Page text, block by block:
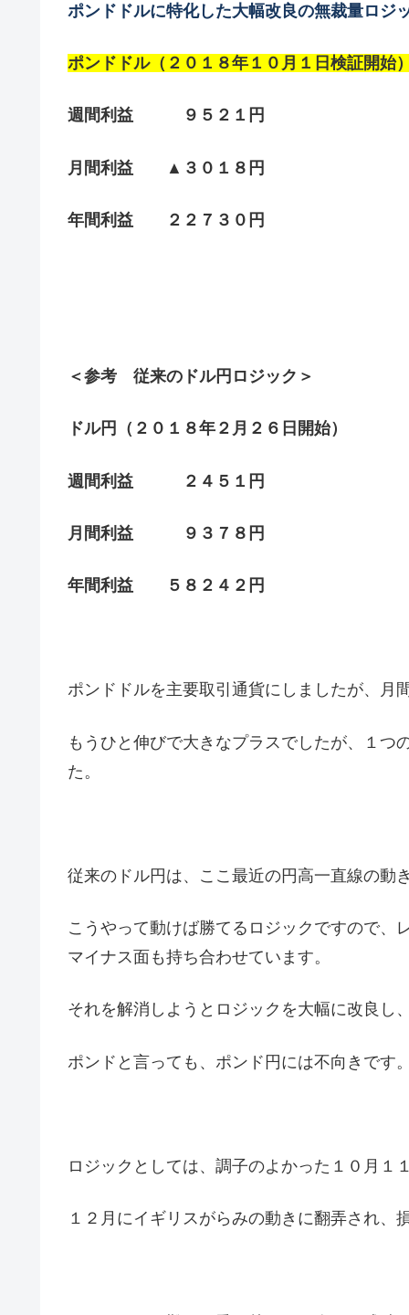
ポンドドルに特化した大幅改良の無裁量ロジ
ポンドドル（２０１８年１０月１日検証開始
週間利益 ９５２１円
月間利益 ▲３０１８円
年間利益 ２２７３０円
＜参考 従来のドル円ロジック＞
ドル円（２０１８年２月２６日開始）
週間利益 ２４５１円
月間利益 ９３７８円
年間利益 ５８２４２円
ポンドドルを主要取引通貨にしましたが、月
もうひと伸びで大きなプラスでしたが、１つ
た。
従来のドル円は、ここ最近の円高一直線の動
こうやって動けば勝てるロジックですので、
マイナス面も持ち合わせています。
それを解消しようとロジックを大幅に改良し
ポンドと言っても、ポンド円には不向きです
ロジックとしては、調子のよかった１０月１
１２月にイギリスがらみの動きに翻弄され、